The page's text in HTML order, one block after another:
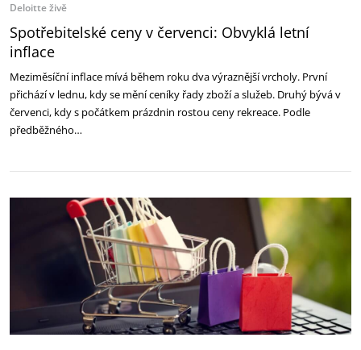
Deloitte živě
Spotřebitelské ceny v červenci: Obvyklá letní
inflace
Meziměsíční inflace mívá během roku dva výraznější vrcholy. První
přichází v lednu, kdy se mění ceníky řady zboží a služeb. Druhý bývá v
červenci, kdy s počátkem prázdnin rostou ceny rekreace. Podle
předběžného…